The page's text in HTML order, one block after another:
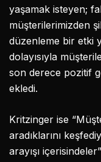
yaşamak isteyen;
müşterilerimizden
düzenleme bir etki
dolayısıyla
son derece pozitif
ekledi.
Kritzinger ise
aradıklarını
arayışı